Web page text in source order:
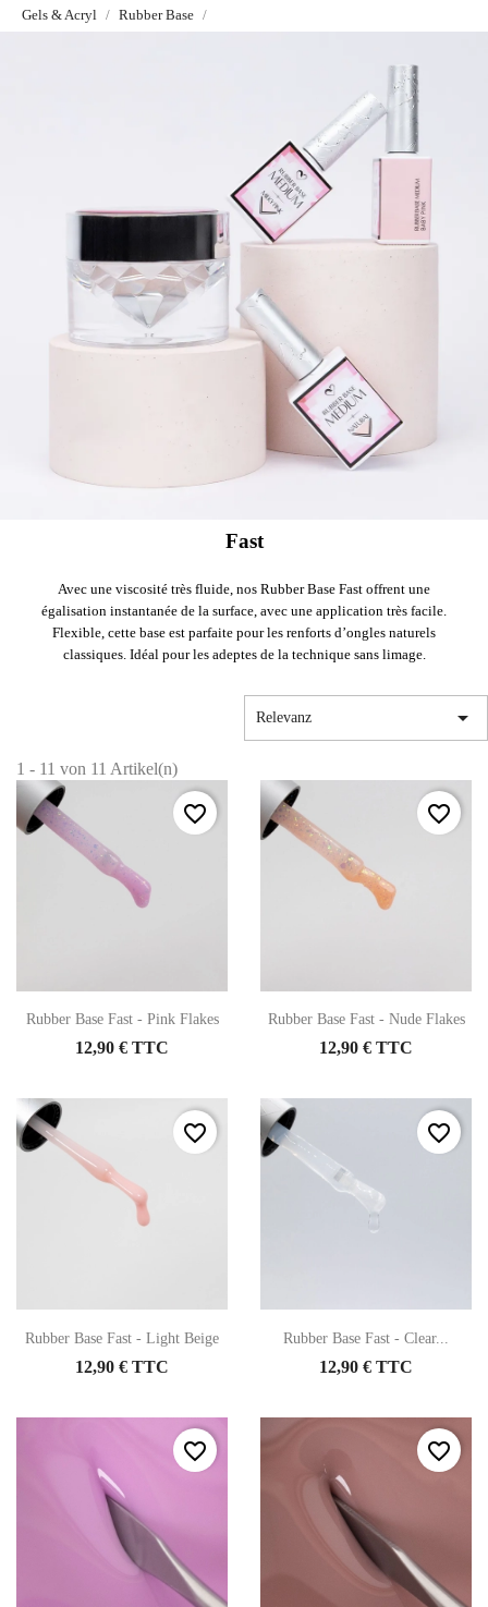
Gels & Acryl Rubber Base
Fast
Avec une viscosité très fluide, nos Rubber Base Fast offrent une
égalisation instantanée de la surface, avec une application très facile.
Flexible, cette base est parfaite pour les renforts d’ongles naturels
classiques. Idéal pour les adeptes de la technique sans limage.
Relevanz 
1 - 11 von 11 Artikel(n)
Rubber Base Fast - Pink Flakes
12,90 € TTC
favorite_border
Rubber Base Fast - Nude Flakes
12,90 € TTC
favorite_border
Rubber Base Fast - Light Beige
12,90 € TTC
favorite_border
Rubber Base Fast - Clear...
12,90 € TTC
favorite_border
favorite_border favorite_border